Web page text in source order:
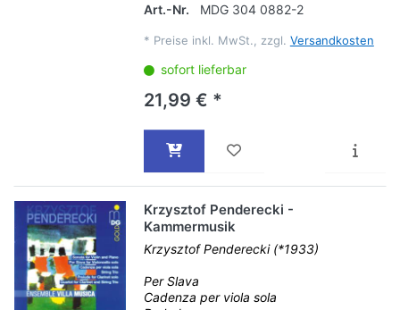
Art.-Nr. MDG 304 0882-2
* Preise inkl. MwSt., zzgl. Versandkosten
sofort lieferbar
21,99 € *
Krzysztof Penderecki -
Kammermusik
Krzysztof Penderecki (*1933)
Per Slava
Cadenza per viola sola